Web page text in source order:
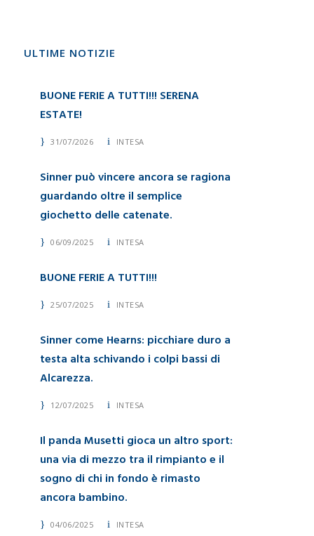
ULTIME NOTIZIE
BUONE FERIE A TUTTI!!! SERENA
ESTATE!
31/07/2026 INTESA
Sinner può vincere ancora se ragiona
guardando oltre il semplice
giochetto delle catenate.
06/09/2025 INTESA
BUONE FERIE A TUTTI!!!
25/07/2025 INTESA
Sinner come Hearns: picchiare duro a
testa alta schivando i colpi bassi di
Alcarezza.
12/07/2025 INTESA
Il panda Musetti gioca un altro sport:
una via di mezzo tra il rimpianto e il
sogno di chi in fondo è rimasto
ancora bambino.
04/06/2025 INTESA